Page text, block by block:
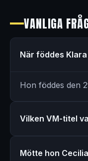
VANLIGA
När föddes
Hon föddes den
Vilken VM-titel
Mötte hon